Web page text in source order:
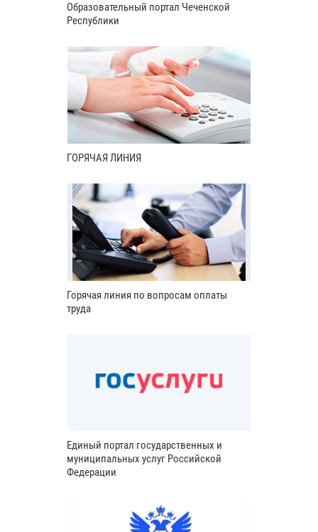
Образовательный портал Чеченской
Республики
ГОРЯЧАЯ ЛИНИЯ
Горячая линия по вопросам оплаты
труда
Единый портал государственных и
муниципальных услуг Российской
Федерации